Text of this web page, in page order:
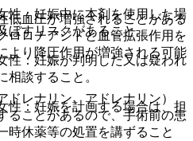
血圧が増強されることがある
ロロチアジドと血管拡張作用を
より降圧作用が増強される可能
レナリン、アドレナリン）
ることがあるので、手術前の患
時休薬等の処置を講ずること
：妊娠中に本剤を使用した場
ぼすリスクがあること。
：妊娠が判明した又は疑われ
相談すること。
：妊娠を計画する場合は、担